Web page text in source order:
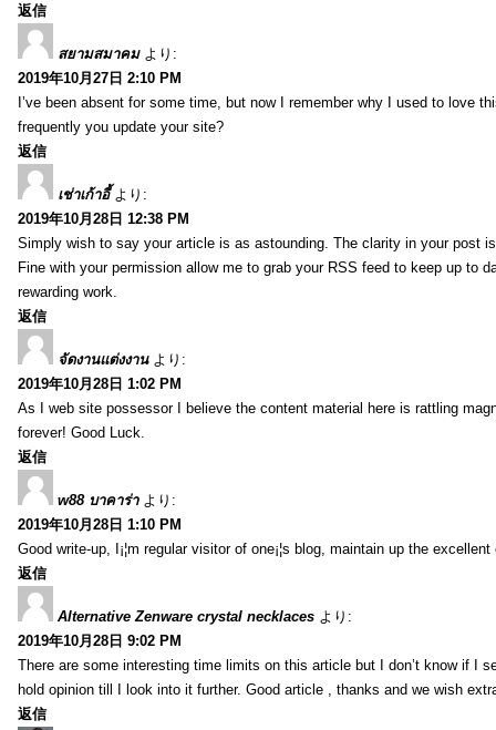
返信
สยามสมาคม より:
2019年10月27日 2:10 PM
I’ve been absent for some time, but now I remember why I used to love
frequently you update your site?
返信
เช่าเก้าอี้ より:
2019年10月28日 12:38 PM
Simply wish to say your article is as astounding. The clarity in your post
Fine with your permission allow me to grab your RSS feed to keep up to
rewarding work.
返信
จัดงานแต่งงาน より:
2019年10月28日 1:02 PM
As I web site possessor I believe the content material here is rattling
forever! Good Luck.
返信
w88 บาคาร่า より:
2019年10月28日 1:10 PM
Good write-up, I¡¦m regular visitor of one¡¦s blog, maintain up the
返信
Alternative Zenware crystal necklaces より:
2019年10月28日 9:02 PM
There are some interesting time limits on this article but I don’t know if I
hold opinion till I look into it further. Good article , thanks and we wish
返信